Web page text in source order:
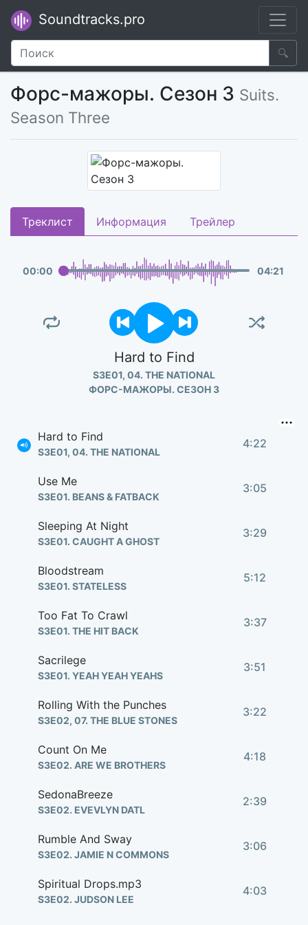
Soundtracks.pro
🔍
Форс-мажоры. Сезон 3 Suits.
Season Three
Треклист Информация Трейлер
00:00 04:21
Hard to Find
S3E01, 04. THE NATIONAL
ФОРС-МАЖОРЫ. СЕЗОН 3
Hard to Find
S3E01, 04. THE NATIONAL
4:22
Use Me
S3E01. BEANS & FATBACK
3:05
Sleeping At Night
S3E01. CAUGHT A GHOST
3:29
Bloodstream
S3E01. STATELESS
5:12
Too Fat To Crawl
S3E01. THE HIT BACK
3:37
Sacrilege
S3E01. YEAH YEAH YEAHS
3:51
Rolling With the Punches
S3E02, 07. THE BLUE STONES
3:22
Count On Me
S3E02. ARE WE BROTHERS
4:18
SedonaBreeze
S3E02. EVEVLYN DATL
2:39
Rumble And Sway
S3E02. JAMIE N COMMONS
3:06
Spiritual Drops.mp3
S3E02. JUDSON LEE
4:03